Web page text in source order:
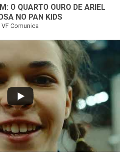
O QUARTO OURO DE ARIEL
NO PAN KIDS
VF Comunica